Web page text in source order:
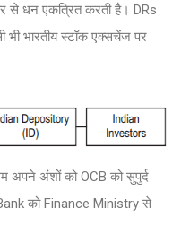
से धन एकत्रित करती है। DRs
भी भारतीय स्टॉक एक्सचेंज पर
अपने अंशों को OCB को सुपुर्द
को Finance Ministry से